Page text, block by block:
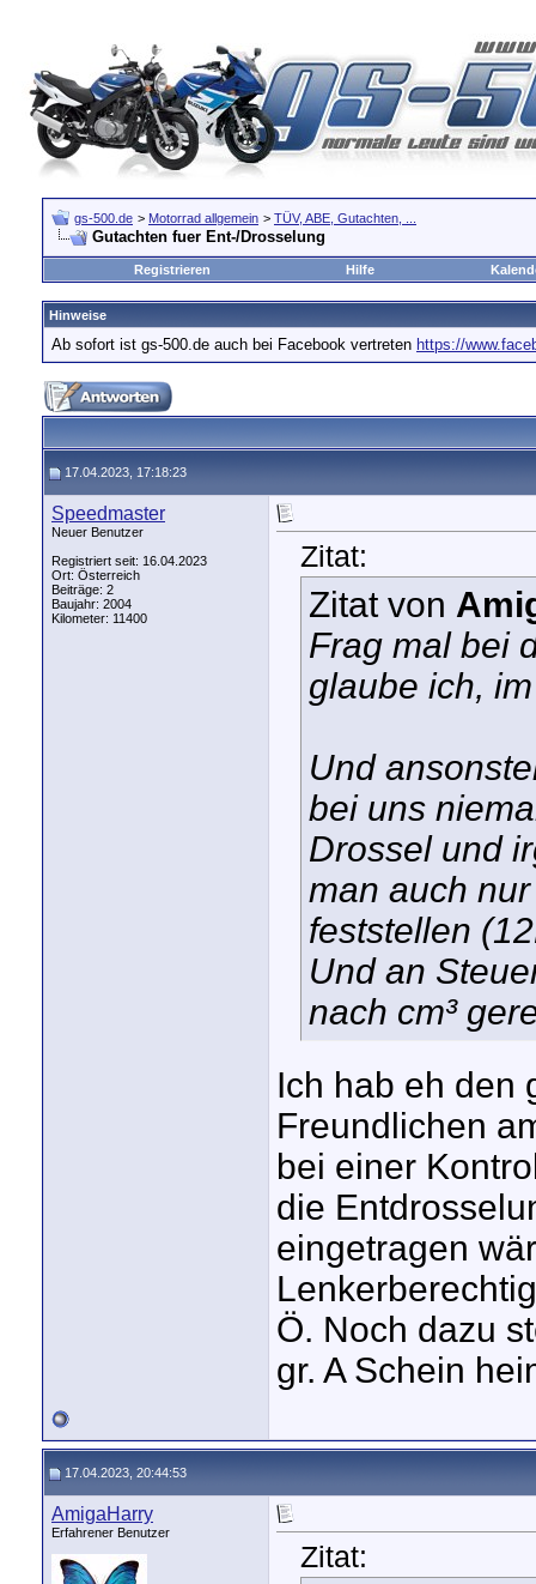
gs-500.de > Motorrad allgemein > TÜV, ABE, Gutachten, ...
Gutachten fuer Ent-/Drosselung
Registrieren Hilfe
Hinweise
Ab sofort ist gs-500.de auch bei Facebook vertreten https://
17.04.2023, 17:18:23
Speedmaster
Neuer Benutzer
Registriert seit: 16.04.2023
Ort: Österreich
Beiträge: 2
Baujahr: 2004
Kilometer: 11400
Zitat:
Zitat von
Frag mal bei
glaube ich,
Und
bei uns
Drossel und
man auch
feststellen
Und an
nach cm³
Ich hab eh den
Freundlichen
bei einer
die
eingetragen
Ö. Noch dazu
gr. A Schein
17.04.2023, 20:44:53
AmigaHarry
Erfahrener Benutzer
Zitat: